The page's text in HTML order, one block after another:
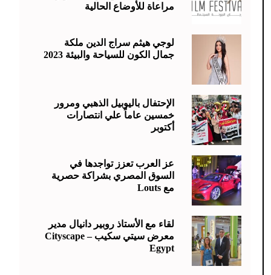
مراعاة للأوضاع الحالية
لوجي هيثم سراج الدين ملكة
جمال الكون للسياحة والبيئة 2023
الإحتفال باليوبيل الذهبي ومرور
خمسين عاماً علي انتصارات
أكتوبر
عز العرب تعزز تواجدها في
السوق المصري بشراكة حصرية
مع Louts
لقاء مع الأستاذ روبير دانيال مدير
معرض سيتي سكيب – Cityscape
Egypt